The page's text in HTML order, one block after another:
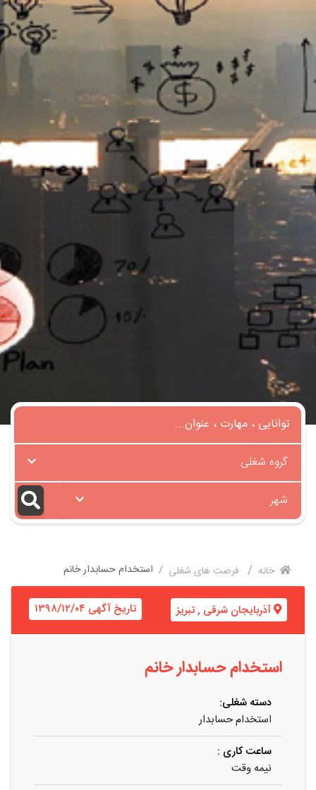
گروه شغلی
شهر
خانه فرصت های شغلی استخدام حسابدار خانم
آذربایجان شرقی ,تبریز تاریخ آگهی ۱۳۹۸/۱۲/۰۴
استخدام حسابدار خانم
دسته شغلی:
استخدام حسابدار
ساعت کاری :
نیمه وقت